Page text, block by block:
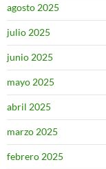
agosto 2025
julio 2025
junio 2025
mayo 2025
abril 2025
marzo 2025
febrero 2025